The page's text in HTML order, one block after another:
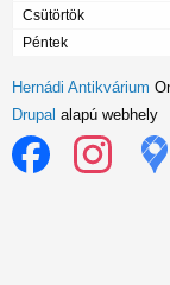
Csütörtök
Péntek
Hernádi Antikvárium
Drupal alapú webhely